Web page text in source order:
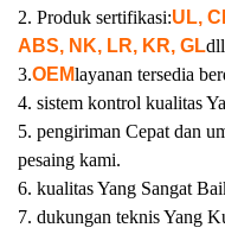
2. Produk sertifikasi:UL,
ABS, NK, LR, KR, GLdll
3.OEMlayanan tersedia
4. sistem kontrol kualitas
5. pengiriman Cepat dan
pesaing kami.
6. kualitas Yang Sangat
7. dukungan teknis Yang